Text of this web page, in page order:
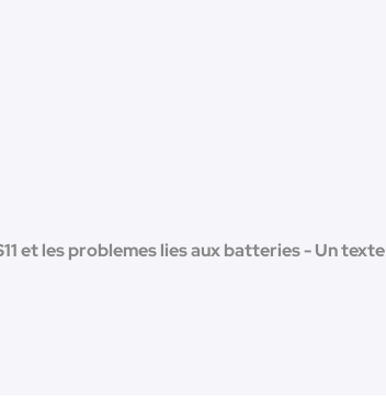
et les problemes lies aux batteries - Un texte